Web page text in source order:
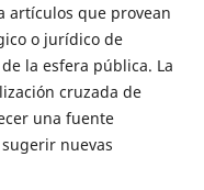
artículos que provean
o jurídico de
la esfera pública. La
cruzada de
una fuente
nuevas